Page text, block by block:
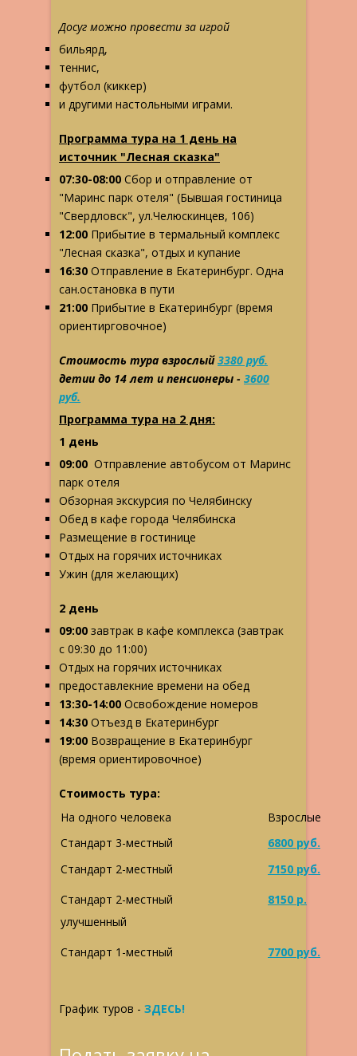
Досуг можно провести за игрой
бильярд,
теннис,
футбол (киккер)
и другими настольными играми.
Программа тура на 1 день на
источник "Лесная сказка"
07:30-08:00 Сбор и отправление от
"Маринс парк отеля" (Бывшая гостиница
"Свердловск", ул.Челюскинцев, 106)
12:00 Прибытие в термальный комплекс
"Лесная сказка", отдых и купание
16:30 Отправление в Екатеринбург. Одна
сан.остановка в пути
21:00 Прибытие в Екатеринбург (время
ориентирговочное)
Стоимость тура взрослый3380 руб.
детии до 14 лет и пенсионеры - 3600
руб.
Программа тура на 2 дня:
1 день
09:00 Отправление автобусом от Маринс
парк отеля
Обзорная экскурсия по Челябинску
Обед в кафе города Челябинска
Размещение в гостинице
Отдых на горячих источниках
Ужин (для желающих)
2 день
09:00 завтрак в кафе комплекса (завтрак
с 09:30 до 11:00)
Отдых на горячих источниках
предоставлекние времени на обед
13:30-14:00 Освобождение номеров
14:30 Отъезд в Екатеринбург
19:00 Возвращение в Екатеринбург
(время ориентировочное)
Стоимость тура:
На одного человека
Взрослые
Стандарт 3-местный
6800 руб.
Стандарт 2-местный
7150 руб.
Стандарт 2-местный
улучшенный
8150 р.
Стандарт 1-местный 7700 руб.
График туров - ЗДЕСЬ!